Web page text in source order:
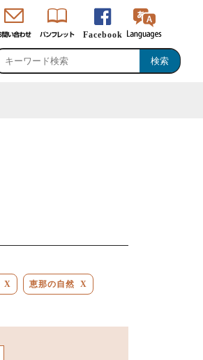
Facebook
X 恵那の自然 X